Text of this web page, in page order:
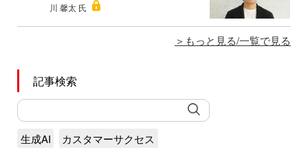
川 馨太 氏
もっと見る/一覧で見る
記事検索
生成AI
カスタマーサクセス